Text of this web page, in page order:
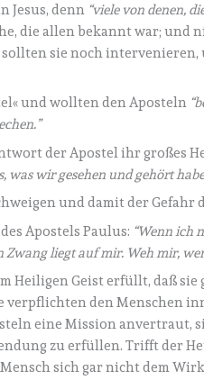
Jesus, denn “viele von denen,
die allen bekannt war; und
sie noch intervenieren,
und wollten den Aposteln
der Apostel ihr großes
was wir gesehen und gehört
und damit der
Apostels Paulus: “Wenn ich
Zwang liegt auf mir. Weh mir,
Heiligen Geist erfüllt, daß
verpflichten den Menschen
eine Mission anvertraut,
zu erfüllen. Trifft der
sich gar nicht dem